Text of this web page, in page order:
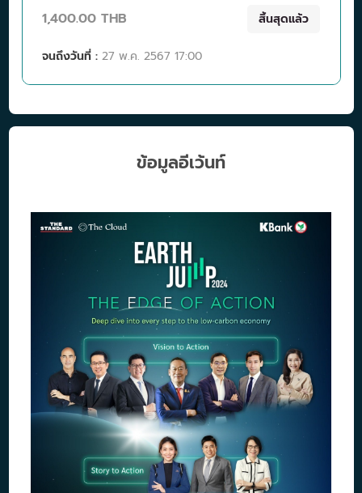
1,400.00 THB
สิ้นสุดแล้ว
จนถึงวันที่ : 27 พ.ค. 2567 17:00
ข้อมูลอีเว้นท์